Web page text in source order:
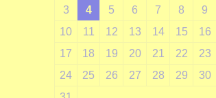
3
4 5 6 7 8
9
10
11 12 13 14 15
16
17
18 19 20 21 22
23
24
25 26 27 28 29
30